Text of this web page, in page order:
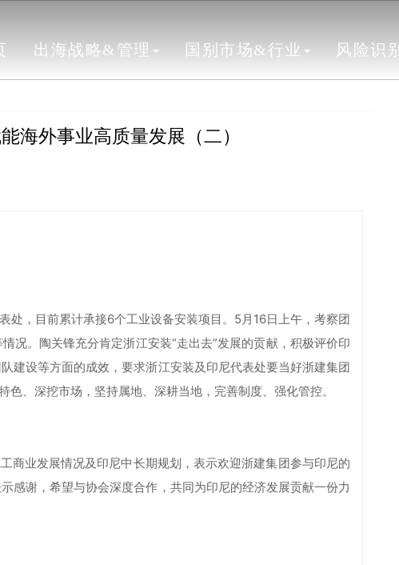
出海战略&管理 国别市场&行业 风险识
海外事业高质量发展（二）
，目前累计承接6个工业设备安装项目。5月16日上午，考察团
况。陶关锋充分肯定浙江安装“走出去”发展的贡献，积极评价印
建设等方面的成效，要求浙江安装及印尼代表处要当好浙建集团
、深挖市场，坚持属地、深耕当地，完善制度、强化管控。
商业发展情况及印尼中长期规划，表示欢迎浙建集团参与印尼的
感谢，希望与协会深度合作，共同为印尼的经济发展贡献一份力